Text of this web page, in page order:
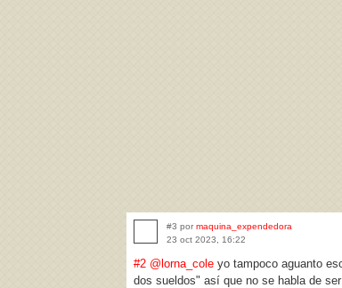
#3 por maquina_expendedora
23 oct 2023, 16:22
#2 @lorna_cole yo tampoco aguanto
dos sueldos" así que no se habla de